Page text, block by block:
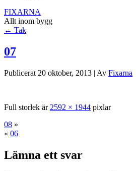
FIXARNA
Allt inom bygg
← Tak
07
Publicerat 20 oktober, 2013 | Av Fixarna
Full storlek är 2592 × 1944 pixlar
08 »
« 06
Lämna ett svar